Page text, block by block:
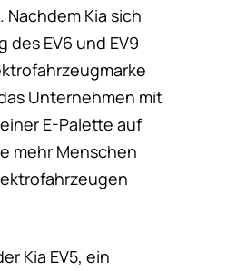
Kia sich
des EV6 und EV9
Unternehmen mit
E-Palette auf
mehr Menschen
Kia EV5, ein